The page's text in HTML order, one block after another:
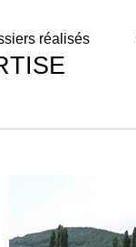
réalisés